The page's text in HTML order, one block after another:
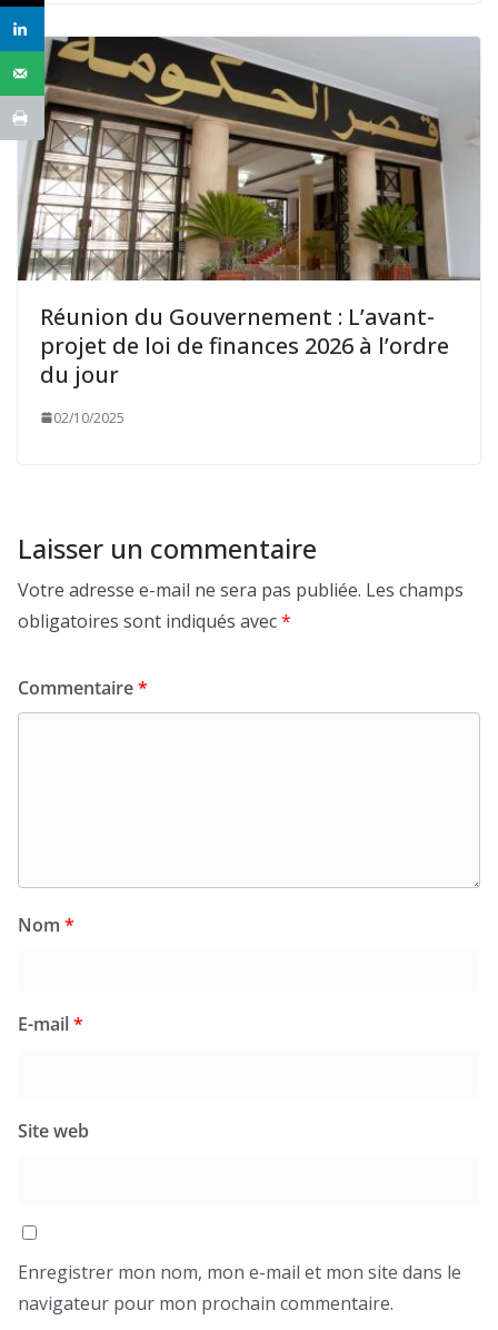
Réunion du Gouvernement : L’avant-
projet de loi de finances 2026 à l’ordre
du jour
02/10/2025
Laisser un commentaire
Votre adresse e-mail ne sera pas publiée. Les champs
obligatoires sont indiqués avec*
Commentaire*
Nom *
E-mail*
Site web
Enregistrer mon nom, mon e-mail et mon site dans le
navigateur pour mon prochain commentaire.